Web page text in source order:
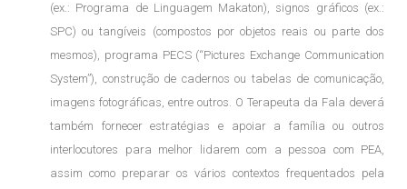
(ex.: Programa de Linguagem Makaton), signos gráficos (ex.:
SPC) ou tangíveis (compostos por objetos reais ou parte dos
mesmos), programa PECS (“Pictures Exchange Communication
System”), construção de cadernos ou tabelas de comunicação,
imagens fotográficas, entre outros. O Terapeuta da Fala deverá
também fornecer estratégias e apoiar a família ou outros
interlocutores para melhor lidarem com a pessoa com PEA,
assim como preparar os vários contextos frequentados pela